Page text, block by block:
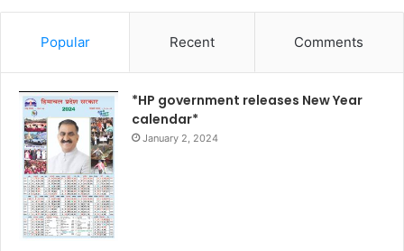
Popular Recent Comments
*HP government releases New Year
calendar*
January 2, 2024